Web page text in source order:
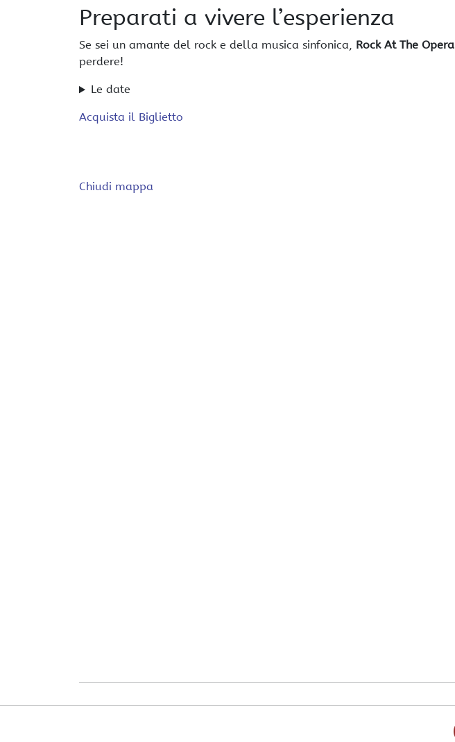
Preparati a vivere l’esperienza
Se sei un amante del rock e della musica sinfonica, Rock At The Opera
perdere!
Le date
Acquista il Biglietto
Chiudi mappa